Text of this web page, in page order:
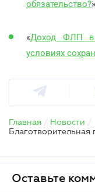
обязательство?
«Доход ФЛП в
условиях
Главная / Новости /
Оставьте